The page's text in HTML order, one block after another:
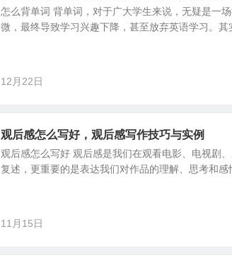
怎么背单词 背单词，对于广大学生来说，无疑是一
微，最终导致学习兴趣下降，甚至放弃英语学习。
12月22日
观后感怎么写好，观后感写作技巧与实例
观后感怎么写好 观后感是我们在观看电影、电视剧
复述，更重要的是表达我们对作品的理解、思考和
11月15日